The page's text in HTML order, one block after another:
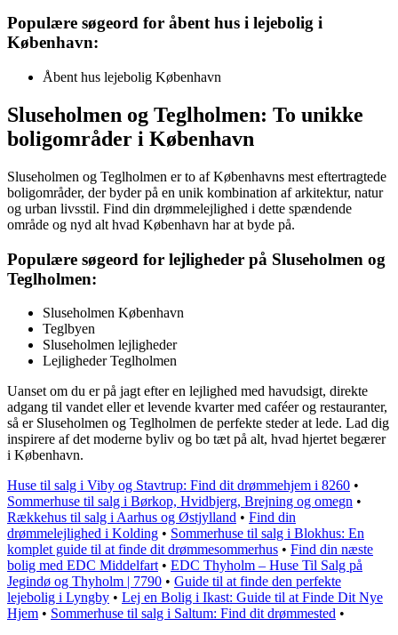
Populære søgeord for åbent hus i lejebolig i
København:
Åbent hus lejebolig København
Sluseholmen og Teglholmen: To unikke
boligområder i København
Sluseholmen og Teglholmen er to af Københavns mest eftertragtede
boligområder, der byder på en unik kombination af arkitektur, natur
og urban livsstil. Find din drømmelejlighed i dette spændende
område og nyd alt hvad København har at byde på.
Populære søgeord for lejligheder på Sluseholmen og
Teglholmen:
Sluseholmen København
Teglbyen
Sluseholmen lejligheder
Lejligheder Teglholmen
Uanset om du er på jagt efter en lejlighed med havudsigt, direkte
adgang til vandet eller et levende kvarter med caféer og restauranter,
så er Sluseholmen og Teglholmen de perfekte steder at lede. Lad dig
inspirere af det moderne byliv og bo tæt på alt, hvad hjertet begærer
i København.
Huse til salg i Viby og Stavtrup: Find dit drømmehjem i 8260 •
Sommerhuse til salg i Børkop, Hvidbjerg, Brejning og omegn •
Rækkehus til salg i Aarhus og Østjylland • Find din
drømmelejlighed i Kolding • Sommerhuse til salg i Blokhus: En
komplet guide til at finde dit drømmesommerhus • Find din næste
bolig med EDC Middelfart • EDC Thyholm – Huse Til Salg på
Jegindø og Thyholm | 7790 • Guide til at finde den perfekte
lejebolig i Lyngby • Lej en Bolig i Ikast: Guide til at Finde Dit Nye
Hjem • Sommerhuse til salg i Saltum: Find dit drømmested •